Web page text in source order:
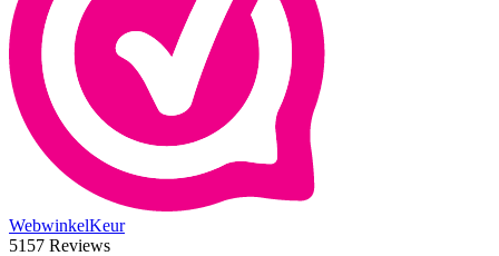
WebwinkelKeur
5157 Reviews